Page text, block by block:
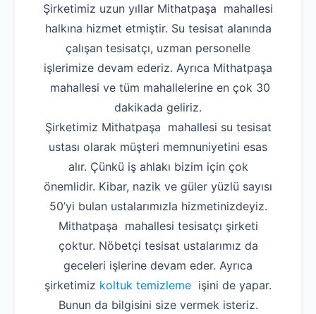
Şirketimiz uzun yıllar Mithatpaşa mahallesi
halkına hizmet etmiştir. Su tesisat alanında
çalışan tesisatçı, uzman personelle
işlerimize devam ederiz. Ayrıca Mithatpaşa
mahallesi ve tüm mahallelerine en çok 30
dakikada geliriz.
Şirketimiz Mithatpaşa mahallesi su tesisat
ustası olarak müşteri memnuniyetini esas
alır. Çünkü iş ahlakı bizim için çok
önemlidir. Kibar, nazik ve güler yüzlü sayısı
50’yi bulan ustalarımızla hizmetinizdeyiz.
Mithatpaşa mahallesi tesisatçı şirketi
çoktur. Nöbetçi tesisat ustalarımız da
geceleri işlerine devam eder. Ayrıca
şirketimiz koltuk temizleme işini de yapar.
Bunun da bilgisini size vermek isteriz.